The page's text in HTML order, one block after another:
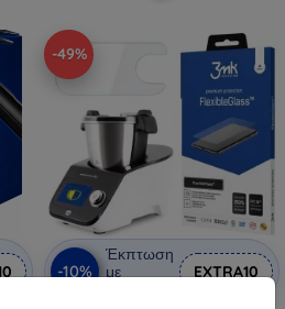
-49%
-10%
Έκπτωση
με
EXTRA10